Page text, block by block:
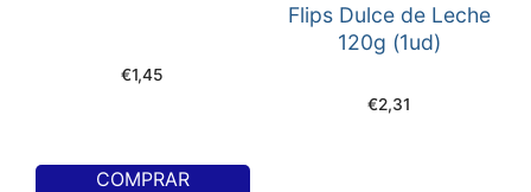
€1,45
COMPRAR
Flips Dulce de Leche
120g (1ud)
€2,31